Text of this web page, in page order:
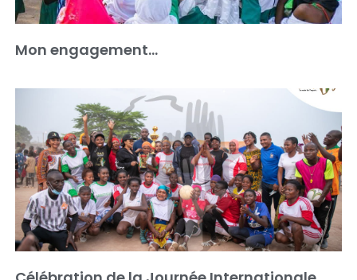
Mon engagement…